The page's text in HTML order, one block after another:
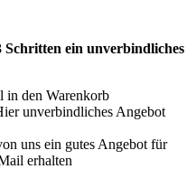
Schritten ein unverbindliches
in den Warenkorb
unverbindliches Angebot
uns ein gutes Angebot für
erhalten